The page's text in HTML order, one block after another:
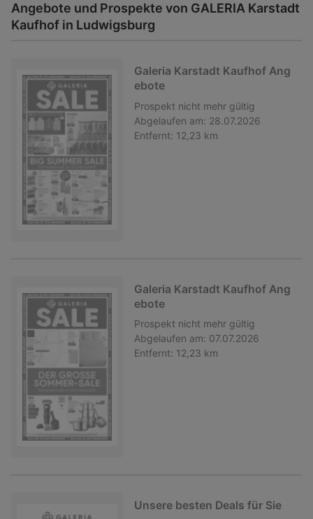
Angebote und Prospekte von GALERIA Karstadt
Kaufhof in Ludwigsburg
Galeria Karstadt Kaufhof Ang
ebote
Prospekt nicht mehr gültig
Abgelaufen am: 28.07.2026
Entfernt: 12,23 km
Galeria Karstadt Kaufhof Ang
ebote
Prospekt nicht mehr gültig
Abgelaufen am: 07.07.2026
Entfernt: 12,23 km
Unsere besten Deals für Sie